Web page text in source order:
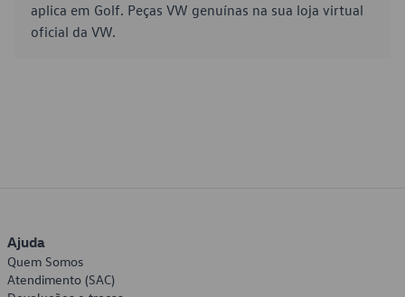
aplica em Golf. Peças VW genuínas na sua loja virtual
oficial da VW.
Ajuda
Quem Somos
Atendimento (SAC)